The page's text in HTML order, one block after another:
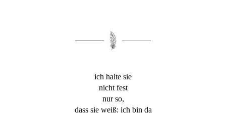
ich halte sie
nicht fest
nur so,
dass sie weiß: ich bin da